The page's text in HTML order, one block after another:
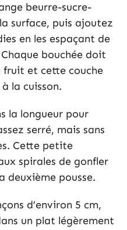
beurre-sucre-
surface, puis ajoutez
en les espaçant de
bouchée doit
fruit et cette couche
la cuisson.
la longueur pour
serré, mais sans
Cette petite
spirales de gonfler
deuxième pousse.
d’environ 5 cm,
un plat légèrement